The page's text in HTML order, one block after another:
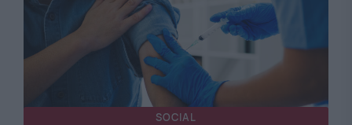
SOCIAL